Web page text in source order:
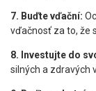
7. Buďte vďační:
vďačnosť za to, že
8. Investujte do
silných a zdravých